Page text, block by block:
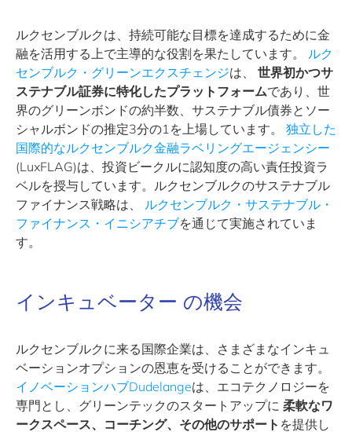
ルクセンブルクは、持続可能な目標を達成するために金
融を活用する上で主導的な役割を果たしています。 ルク
センブルク・グリーンエクスチェンジは、 世界初かつサ
ステナブル証券に特化したプラットフォームであり、世
界のグリーンボンドの約半数、サステナブル債券とソー
シャルボンドの推定3分の1を上場しています。 独立した
国際的なルクセンブルク金融ラベリングエージェンシー
(LuxFLAG)は、投資ビークルに認知度の高い責任投資ラ
ベルを授与しています。ルクセンブルクのサステナブル
ファイナンス戦略は、 ルクセンブルク・サステナブル・
ファイナンス・イニシアチブを通じて実施されていま
す。
インキュベーター の機会
ルクセンブルクに来る国際企業は、さまざまなインキュ
ベーションオプションの恩恵を受けることができます。
イノベーションハブDudelangeは、エコテクノロジーを
専門とし、グリーンテックのスタートアップに 柔軟なワ
ークスペース、コーチング、その他のサポート を提供し